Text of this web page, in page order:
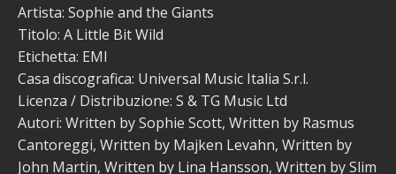
Artista: Sophie and the Giants
Titolo: A Little Bit Wild
Etichetta: EMI
Casa discografica: Universal Music Italia S.r.l.
Licenza / Distribuzione: S & TG Music Ltd
Autori: Written by Sophie Scott, Written by Rasmus
Cantoreggi, Written by Majken Levahn, Written by
John Martin, Written by Lina Hansson, Written by Slim